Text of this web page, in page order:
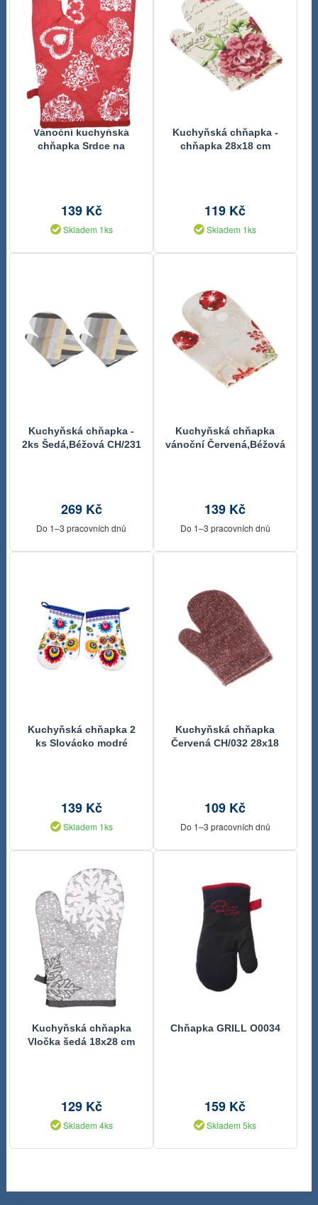
Vánoční kuchyňská
chňapka Srdce na
139 Kč
Skladem 1ks
Kuchyňská chňapka -
chňapka 28x18 cm
119 Kč
Skladem 1ks
Kuchyňská chňapka -
2ks Šedá,Béžová CH/231
269 Kč
Do 1–3 pracovních dnů
Kuchyňská chňapka
vánoční Červená,Béžová
139 Kč
Do 1–3 pracovních dnů
Kuchyňská chňapka 2
ks Slovácko modré
139 Kč
Skladem 1ks
Kuchyňská chňapka
Červená CH/032 28x18
109 Kč
Do 1–3 pracovních dnů
Kuchyňská chňapka
Vločka šedá 18x28 cm
129 Kč
Skladem 4ks
Chňapka GRILL O0034
159 Kč
Skladem 5ks